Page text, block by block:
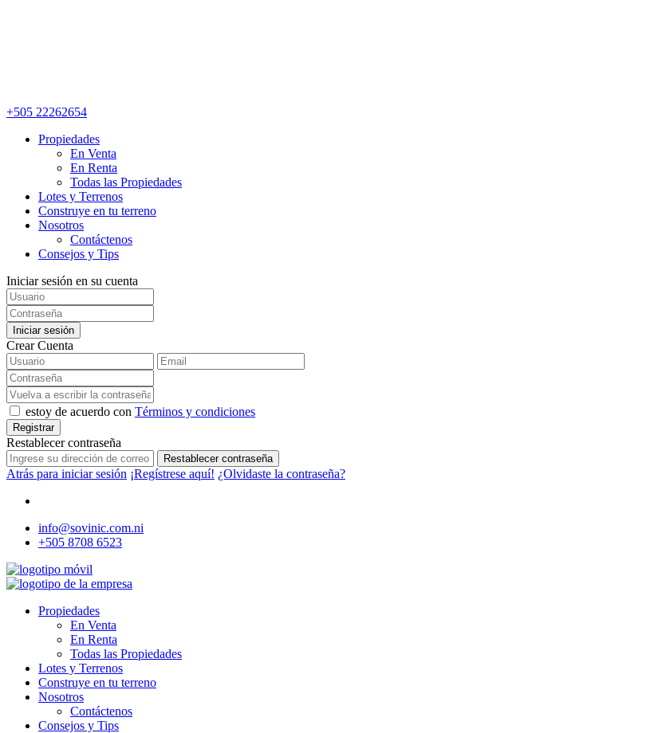
+505 22262654
Propiedades
En Venta
En Renta
Todas las Propiedades
Lotes y Terrenos
Construye en tu terreno
Nosotros
Contáctenos
Consejos y Tips
Iniciar sesión en su cuenta
Iniciar sesión
Crear Cuenta
estoy de acuerdo con Términos y condiciones
Registrar
Restablecer contraseña
Restablecer contraseña
Atrás para iniciar sesión ¡Regístrese aquí! ¿Olvidaste la contraseña?
info@sovinic.com.ni
+505 8708 6523
Propiedades
En Venta
En Renta
Todas las Propiedades
Lotes y Terrenos
Construye en tu terreno
Nosotros
Contáctenos
Consejos y Tips